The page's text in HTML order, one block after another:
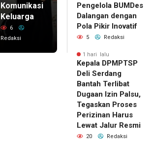
Komunikasi
Keluarga
6
Redaksi
Pengelola BUMDes
Dalangan dengan
Pola Pikir Inovatif
5 Redaksi
1 hari lalu
Kepala DPMPTSP
Deli Serdang
Bantah Terlibat
Dugaan Izin Palsu,
Tegaskan Proses
Perizinan Harus
Lewat Jalur Resmi
20 Redaksi